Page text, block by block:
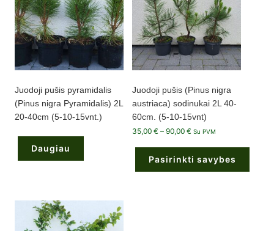
Juodoji pušis pyramidalis
(Pinus nigra Pyramidalis) 2L
20-40cm (5-10-15vnt.)
Daugiau
Juodoji pušis (Pinus nigra
austriaca) sodinukai 2L 40-
60cm. (5-10-15vnt)
35,00€ – 90,00€ Price
35,00 €
90,00 €
Su PVM
Pasirinkti savybes